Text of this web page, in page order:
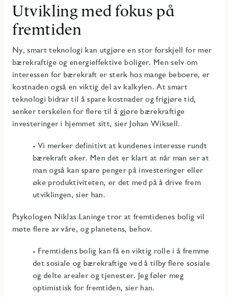
Utvikling med fokus på
fremtiden
Ny, smart teknologi kan utgjøre en stor forskjell for mer
bærekraftige og energieffektive boliger. Men selv om
interessen for bærekraft er sterk hos mange beboere, er
kostnaden også en viktig del av kalkylen. At smart
teknologi bidrar til å spare kostnader og frigjøre tid,
senker terskelen for flere til å gjøre bærekraftige
investeringer i hjemmet sitt, sier Johan Wiksell.
- Vi merker definitivt at kundenes interesse rundt
bærekraft øker. Men det er klart at når man ser at
man også kan spare penger på investeringer eller
øke produktiviteten, er det med på å drive frem
utviklingen, sier han.
Psykologen Niklas Laninge tror at fremtidenes bolig vil
møte flere av våre, og planetens, behov.
- Fremtidens bolig kan få en viktig rolle i å fremme
det sosiale og bærekraftige ved å tilby flere sosiale
og delte arealer og tjenester. Jeg føler meg
optimistisk for fremtiden, sier han.